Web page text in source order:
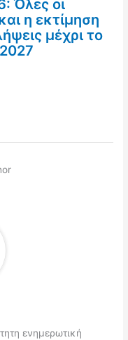
Όλες οι
η εκτίμηση
μέχρι το
ενημερωτική